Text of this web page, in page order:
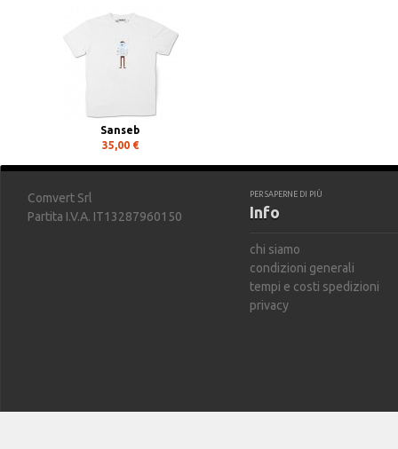
Sanseb
35,00 €
Comvert Srl
Partita I.V.A. IT13287960150
PER SAPERNE DI PIÙ
Info
chi siamo
condizioni generali
tempi e costi spedizioni
privacy